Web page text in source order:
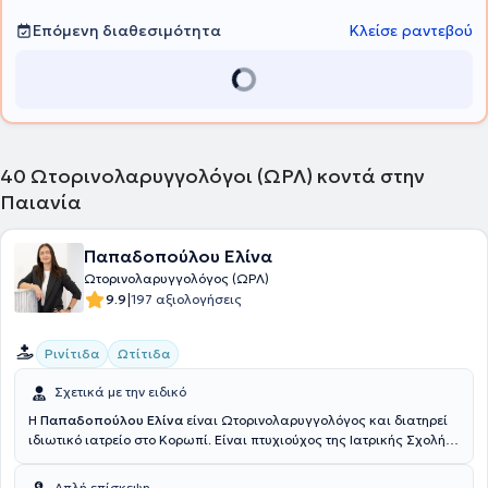
Επόμενη διαθεσιμότητα
Κλείσε ραντεβού
40 Ωτορινολαρυγγολόγοι (ΩΡΛ) κοντά στην
Παιανία
Παπαδοπούλου Ελίνα
Ωτορινολαρυγγολόγος (ΩΡΛ)
9.9|197 αξιολογήσεις
Ρινίτιδα Ωτίτιδα
Σχετικά με την ειδικό
Η Παπαδοπούλου Ελίνα είναι Ωτορινολαρυγγολόγος και διατηρεί
ιδιωτικό ιατρείο στο Κορωπί. Είναι πτυχιούχος της Ιατρικής Σχολής
ειδικευθεί στην Ωτορινολαρυγγολογική Κλινική του Γενικού